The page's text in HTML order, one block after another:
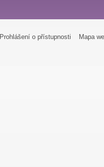
Prohlášení o přístupnosti Mapa